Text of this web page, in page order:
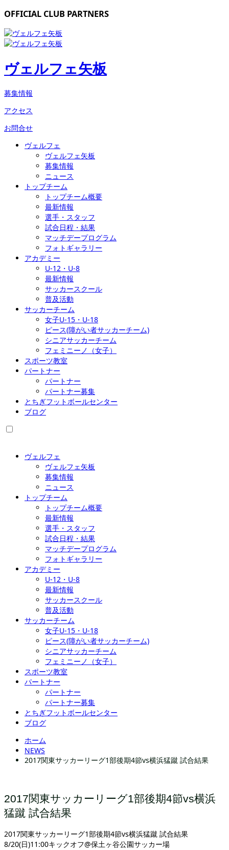
OFFICIAL CLUB PARTNERS
ヴェルフェ矢板
募集情報
アクセス
お問合せ
ヴェルフェ
ヴェルフェ矢板
募集情報
ニュース
トップチーム
トップチーム概要
最新情報
選手・スタッフ
試合日程・結果
マッチデープログラム
フォトギャラリー
アカデミー
U-12・U-8
最新情報
サッカースクール
普及活動
サッカーチーム
女子U-15・U-18
ピース(障がい者サッカーチーム)
シニアサッカーチーム
フェミニーノ（女子）
スポーツ教室
パートナー
パートナー
パートナー募集
とちぎフットボールセンター
ブログ
ヴェルフェ
ヴェルフェ矢板
募集情報
ニュース
トップチーム
トップチーム概要
最新情報
選手・スタッフ
試合日程・結果
マッチデープログラム
フォトギャラリー
アカデミー
U-12・U-8
最新情報
サッカースクール
普及活動
サッカーチーム
女子U-15・U-18
ピース(障がい者サッカーチーム)
シニアサッカーチーム
フェミニーノ（女子）
スポーツ教室
パートナー
パートナー
パートナー募集
とちぎフットボールセンター
ブログ
ホーム
NEWS
2017関東サッカーリーグ1部後期4節vs横浜猛蹴 試合結果
2017関東サッカーリーグ1部後期4節vs横浜
猛蹴 試合結果
2017関東サッカーリーグ1部後期4節vs横浜猛蹴 試合結果
8/20(日)11:00キックオフ@保土ヶ谷公園サッカー場